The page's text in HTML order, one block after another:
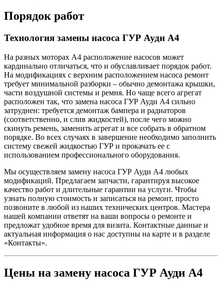
Порядок работ
Технология замены насоса ГУР Ауди А4
На разных моторах А4 расположение насосов может
кардинально отличаться, что и обуславливает порядок работ.
На модификациях с верхним расположением насоса ремонт
требует минимальной разборки – обычно демонтажа крышки,
части воздушной системы и ремня. Но чаще всего агрегат
расположен так, что замена насоса ГУР Ауди А4 сильно
затруднен: требуется демонтаж бампера и радиаторов
(соответственно, и слив жидкостей), после чего можно
скинуть ремень, заменить агрегат и все собрать в обратном
порядке. Во всех случаях в завершение необходимо заполнить
систему свежей жидкостью ГУР и прокачать ее с
использованием профессионального оборудования.
Мы осуществляем замену насоса ГУР Ауди А4 любых
модификаций. Предлагаем запчасти, гарантируя высокое
качество работ и длительные гарантии на услуги. Чтобы
узнать полную стоимость и записаться на ремонт, просто
позвоните в любой из наших технических центров. Мастера
нашей компании ответят на ваши вопросы о ремонте и
предложат удобное время для визита. Контактные данные и
актуальная информация о нас доступны на карте и в разделе
«Контакты».
Цены на замену насоса ГУР Ауди А4